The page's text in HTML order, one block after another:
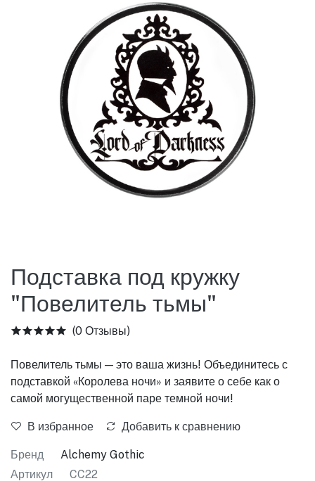
Подставка под кружку
"Повелитель тьмы"
(0 Отзывы)
Повелитель тьмы — это ваша жизнь! Объединитесь с
подставкой «Королева ночи» и заявите о себе как о
самой могущественной паре темной ночи!
В избранное Добавить к сравнению
Бренд
Alchemy Gothic
Артикул
CC22